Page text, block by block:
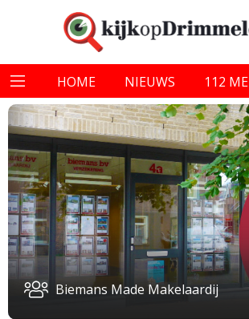
HOME NIEUWS 112
Biemans Made Makelaardij